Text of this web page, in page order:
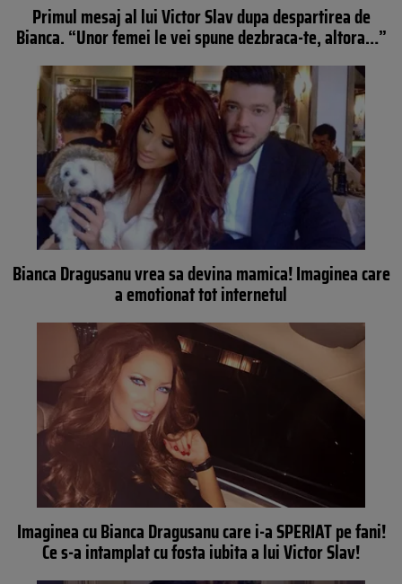
Primul mesaj al lui Victor Slav dupa despartirea de
Bianca. “Unor femei le vei spune dezbraca-te, altora…”
Bianca Dragusanu vrea sa devina mamica! Imaginea care
a emotionat tot internetul
Imaginea cu Bianca Dragusanu care i-a SPERIAT pe fani!
Ce s-a intamplat cu fosta iubita a lui Victor Slav!